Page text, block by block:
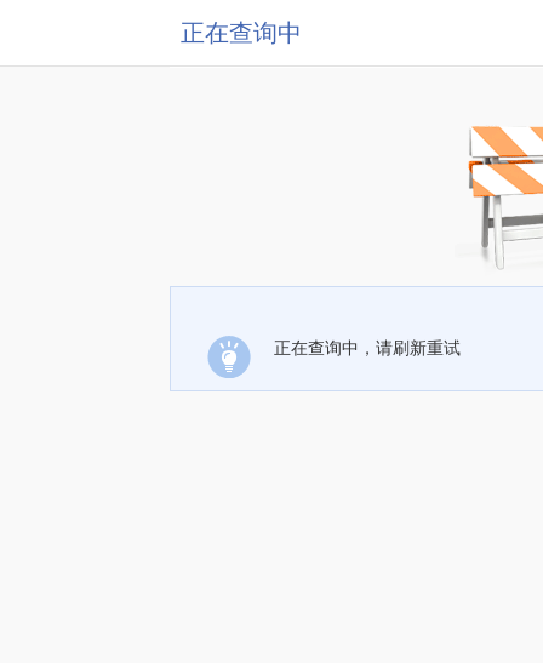
正在查询中
正在查询中，请刷新重试